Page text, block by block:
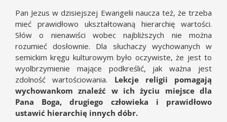
Pan Jezus w dzisiejszej Ewangelii naucza też, że trzeba
mieć prawidłowo ukształtowaną hierarchię wartości.
Słów o nienawiści wobec najbliższych nie można
rozumieć dosłownie. Dla słuchaczy wychowanych w
semickim kręgu kulturowym było oczywiste, że jest to
wyolbrzymienie mające podkreślić, jak ważna jest
zdolność wartościowania. Lekcje religii pomagają
wychowankom znaleźć w ich życiu miejsce dla
Pana Boga, drugiego człowieka i prawidłowo
ustawić hierarchię innych dóbr.